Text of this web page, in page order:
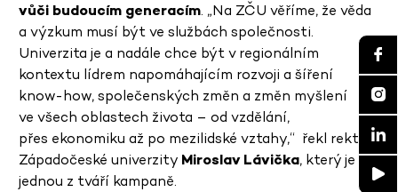
vůči budoucím generacím. „Na ZČU věříme, že věda
a výzkum musí být ve službách společnosti.
Univerzita je a nadále chce být v regionálním
kontextu lídrem napomáhajícím rozvoji a šíření
know-how, společenských změn a změn myšlení
ve všech oblastech života – od vzdělání,
přes ekonomiku až po mezilidské vztahy,“ řekl rektor
Západočeské univerzity Miroslav Lávička, který je
jednou z tváří kampaně.